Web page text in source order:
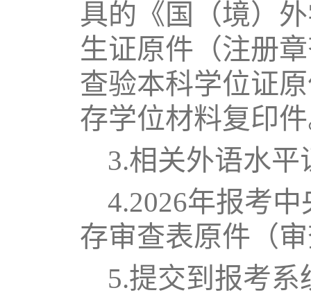
具的《国（境）
生证原件（注册
查验本科学位证
存学位材料复印
3.相关外语水
4.2026年报考
存审查表原件 （
5.提交到报考系